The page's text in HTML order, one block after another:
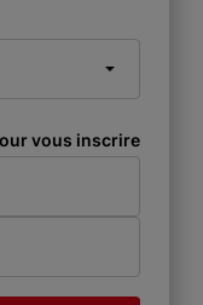
vous inscrire